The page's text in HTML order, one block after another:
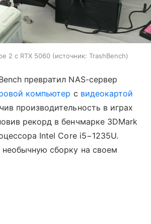
2 с RTX 5060 источник: TrashBench
превратил NAS-сервер
компьютер с видеокартой
производительность в играх
рекорд в бенчмарке 3DMark
Intel Core i5−1235U.
необычную сборку на своем